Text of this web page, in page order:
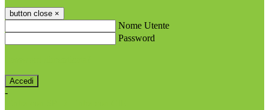
button close ×
Nome Utente
Password
-